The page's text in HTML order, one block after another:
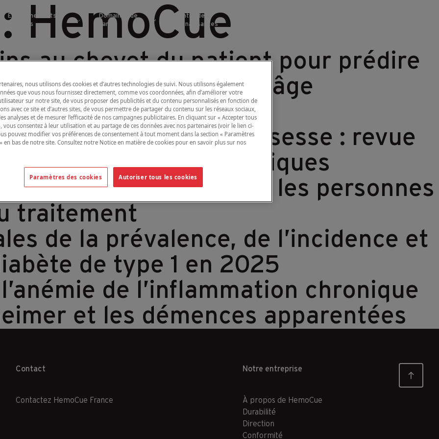
Environnements
cliniques
Domaines de
santé
Centre de
connaissances
HemoCue
au chevet du patient pour prédire
chez les enfants d’âge
pendant la grossesse : revue
cliniques et des pratiques
et la dépression chez les personnes
traitement
de la prévalence, de l’incidence et
de type 1 en 2025
de l’inflammation chronique
et les démences apparentées
Contact
Contactez HemoCue France
Notre entreprise
À propos de HemoCue
Durabilité
Direction
Conformité
nous utilisons des cookies et d’autres technologies de suivi. Nous utilisons également
que vous nous fournissez directement, comme vos coordonnées, afin d’améliorer votre
sur notre site, de vous proposer des publicités et du contenu personnalisés en fonction de
avec ce site et d’autres sites, de vous permettre de partager du contenu sur les réseaux sociaux,
analyses et de mesurer l’efficacité de nos campagnes publicitaires. En cliquant sur « Accepter tous
vous consentez à leur utilisation et au partage de ces données avec nos partenaires (voir le lien ci-
pouvez modifier vos préférences de consentement à tout moment dans la section « Paramètres
en bas de notre site. Consultez notre Notice en matière de cookies pour en savoir plus sur nos
Paramètres des cookies Autoriser tous les cookies